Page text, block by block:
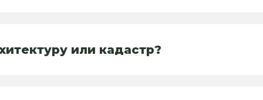
или кадастр?